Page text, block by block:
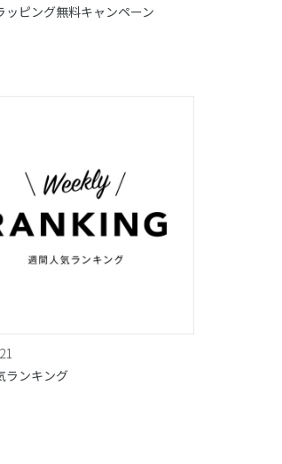
ッピング無料キャンペーン
ランキング